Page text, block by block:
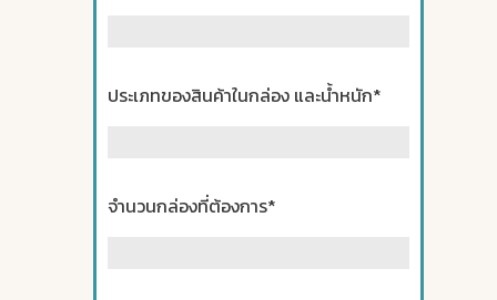
ประเภทของสินค้าในกล่อง และน้ำหนัก*
จำนวนกล่องที่ต้องการ*